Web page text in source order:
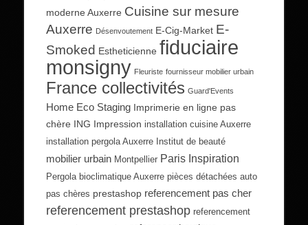
moderne Auxerre Cuisine sur mesure
Auxerre Désenvoutement E-Cig-Market E-
Smoked Estheticienne fiduciaire
monsigny Fleuriste fournisseur mobilier urbain
France collectivités Guard'Events
Home Eco Staging Imprimerie en ligne pas
chère ING Impression installation cuisine Auxerre
installation pergola Auxerre
Institut de beauté
mobilier urbain Montpellier Paris Inspiration
Pergola bioclimatique Auxerre pièces détachées auto
pas chères prestashop referencement pas cher
referencement prestashop referencement